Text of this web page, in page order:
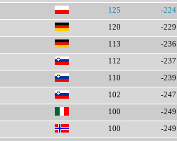
125 -224
120 -229
113 -236
112 -237
110 -239
102 -247
100 -249
100 -249